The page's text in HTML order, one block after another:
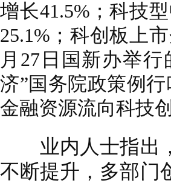
增长41.5%；科技
25.1%；科创板上
月27日国新办举
济”国务院政策例
金融资源流向科技
业内人士指出，
不断提升，多部门